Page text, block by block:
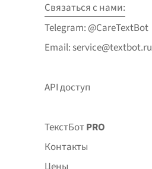
Связаться с нами:
Telegram: @CareTextBot
Email: service@textbot.ru
API доступ
ТекстБотPRO
Контакты